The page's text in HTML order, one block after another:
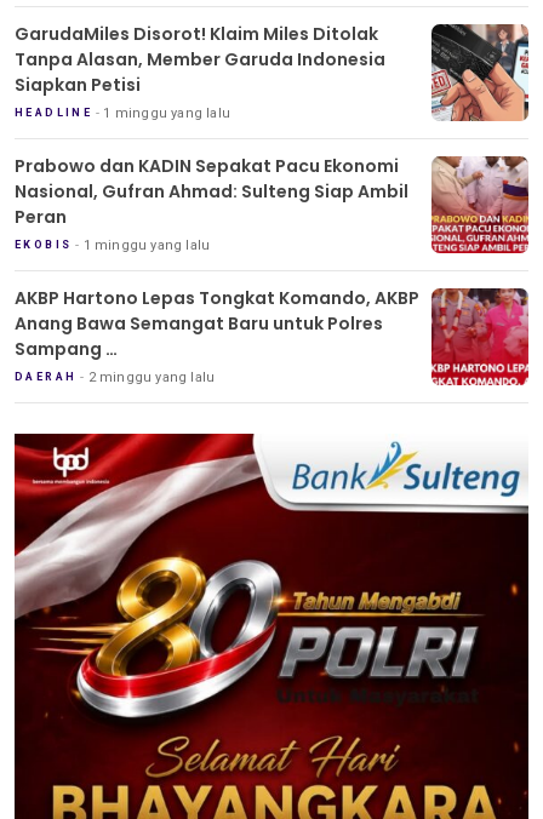
GarudaMiles Disorot! Klaim Miles Ditolak
Tanpa Alasan, Member Garuda Indonesia
Siapkan Petisi
HEADLINE 1 minggu yang lalu
Prabowo dan KADIN Sepakat Pacu Ekonomi
Nasional, Gufran Ahmad: Sulteng Siap Ambil
Peran
EKOBIS 1 minggu yang lalu
AKBP Hartono Lepas Tongkat Komando, AKBP
Anang Bawa Semangat Baru untuk Polres
Sampang
Tradisi Pedang Pora Iringi Sertijab Kapolres
Sampang
DAERAH 2 minggu yang lalu